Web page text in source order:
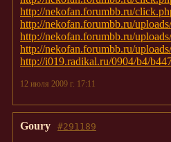
http://nekofan.forumbb.ru/
http://nekofan.forumbb.ru/
http://nekofan.forumbb.ru/
http://nekofan.forumbb.ru/
http://i019.radikal.ru/0904/b4/
12 июля 2009 г. 17:11
#291189
Goury